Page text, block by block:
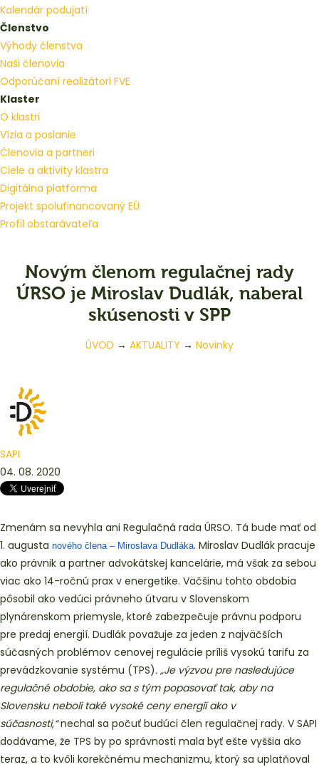
Kalendár podujatí
Členstvo
Výhody členstva
Naši členovia
Odporúčaní realizátori FVE
Klaster
O klastri
Vízia a poslanie
Členovia a partneri
Ciele a aktivity klastra
Digitálna platforma
Projekt spolufinancovaný EÚ
Profil obstarávateľa
Novým členom regulačnej rady
ÚRSO je Miroslav Dudlák, naberal
skúsenosti v SPP
ÚVOD → AKTUALITY → Novinky
SAPI
04. 08. 2020
Zmenám sa nevyhla ani Regulačná rada ÚRSO. Tá bude mať od
1. augusta nového člena – Miroslava Dudláka. Miroslav Dudlák pracuje
ako právnik a partner advokátskej kancelárie, má však za sebou
viac ako 14-ročnú prax v energetike. Väčšinu tohto obdobia
pôsobil ako vedúci právneho útvaru v Slovenskom
plynárenskom priemysle, ktoré zabezpečuje právnu podporu
pre predaj energií. Dudlák považuje za jeden z najväčších
súčasných problémov cenovej regulácie príliš vysokú tarifu za
prevádzkovanie systému (TPS). „Je výzvou pre nasledujúce
regulačné obdobie, ako sa s tým popasovať tak, aby na
Slovensku neboli také vysoké ceny energií ako v
súčasnosti,“nechal sa počuť budúci člen regulačnej rady. V SAPI
dodávame, že TPS by po správnosti mala byť ešte vyššia ako
teraz, a to kvôli korekčnému mechanizmu, ktorý sa uplatňoval